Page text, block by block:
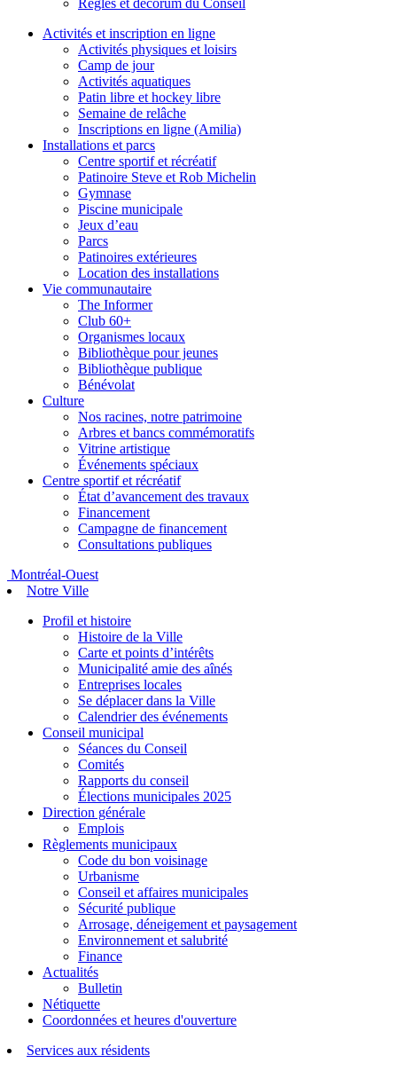
Activités et inscription en ligne
Activités physiques et loisirs
Camp de jour
Activités aquatiques
Patin libre et hockey libre
Semaine de relâche
Inscriptions en ligne (Amilia)
Installations et parcs
Centre sportif et récréatif
Patinoire Steve et Rob Michelin
Gymnase
Piscine municipale
Jeux d’eau
Parcs
Patinoires extérieures
Location des installations
Vie communautaire
The Informer
Club 60+
Organismes locaux
Bibliothèque pour jeunes
Bibliothèque publique
Bénévolat
Culture
Nos racines, notre patrimoine
Arbres et bancs commémoratifs
Vitrine artistique
Événements spéciaux
Centre sportif et récréatif
État d’avancement des travaux
Financement
Campagne de financement
Consultations publiques
Montréal-Ouest
Notre Ville
Profil et histoire
Histoire de la Ville
Carte et points d’intérêts
Municipalité amie des aînés
Entreprises locales
Se déplacer dans la Ville
Calendrier des événements
Conseil municipal
Séances du Conseil
Comités
Rapports du conseil
Élections municipales 2025
Direction générale
Emplois
Règlements municipaux
Code du bon voisinage
Urbanisme
Conseil et affaires municipales
Sécurité publique
Arrosage, déneigement et paysagement
Environnement et salubrité
Finance
Actualités
Bulletin
Nétiquette
Coordonnées et heures d'ouverture
Services aux résidents